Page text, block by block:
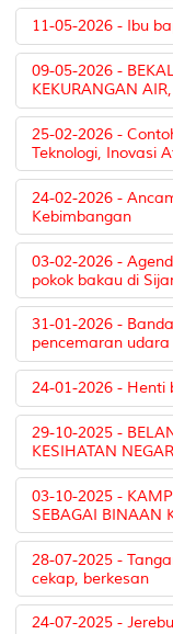
11-05-2026 - Ibu
09-05-2026 -
KEKURANGAN
25-02-2026 -
Teknologi, Inovasi
24-02-2026 -
Kebimbangan
03-02-2026 -
pokok bakau di
31-01-2026 -
pencemaran udara
24-01-2026 -
29-10-2025 -
KESIHATAN
03-10-2025 -
SEBAGAI BINAAN
28-07-2025 -
cekap, berkesan
24-07-2025 -